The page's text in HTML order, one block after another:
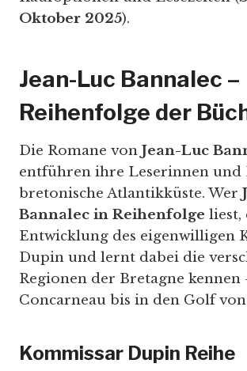
Oktober 2025).
Jean-Luc Bannalec –
Reihenfolge der
Die Romane von Jean-Luc
entführen ihre Leserinnen und
bretonische Atlantikküste. Wer
Bannalec in Reihenfolge liest,
Entwicklung des eigenwilligen
Dupin und lernt dabei die
Regionen der Bretagne kennen
Concarneau bis in den Golf
Kommissar Dupin Reihe